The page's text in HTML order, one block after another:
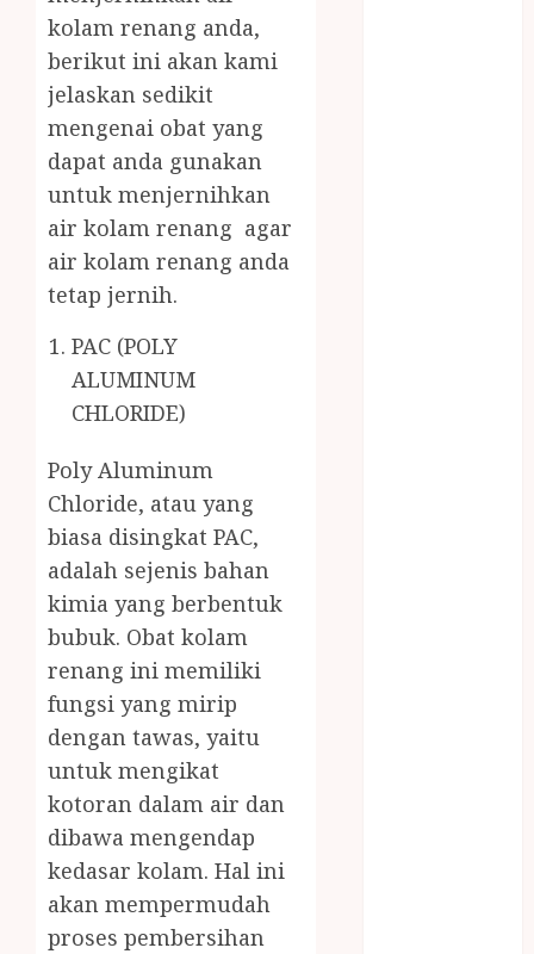
kolam renang anda,
berikut ini akan kami
jelaskan sedikit
mengenai obat yang
dapat anda gunakan
untuk menjernihkan
air kolam renang agar
air kolam renang anda
tetap jernih.
PAC (POLY
ALUMINUM
CHLORIDE)
Poly Aluminum
Chloride, atau yang
biasa disingkat PAC,
adalah sejenis bahan
kimia yang berbentuk
bubuk. Obat kolam
renang ini memiliki
fungsi yang mirip
dengan tawas, yaitu
untuk mengikat
kotoran dalam air dan
dibawa mengendap
kedasar kolam. Hal ini
akan mempermudah
proses pembersihan